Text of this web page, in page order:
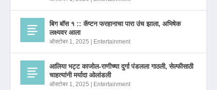
बिग बॉस १ :: कॅप्टन फरहानाचा पारा उंच झाला, अभिषेक
लक्ष्यवर आला
ऑक्टोबर 1, 2025 Entertainment
आलिया भट्ट काजोल-राणीच्या दुर्गा पंडलला गाठली, सेल्फीसाठी
चाहत्यांनी मर्यादा ओलांडली
ऑक्टोबर 1, 2025 Entertainment